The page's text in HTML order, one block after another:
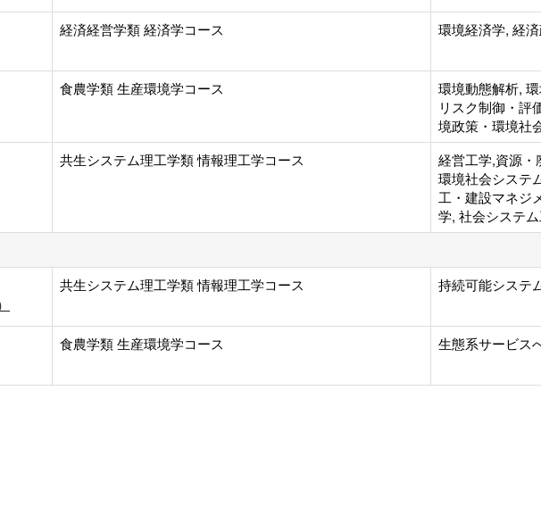
経済経営学類 経済学コース 環境経済学, 経
食農学類 生産環境学コース
環境動態解析,
リスク制御・評
境政策・環境社
共生システム理工学類 情報理工学コース
経営工学,資源・
環境社会システ
工・建設マネジ
学, 社会システ
共生システム理工学類 情報理工学コース 持続可能システ
食農学類 生産環境学コース 生態系サービス